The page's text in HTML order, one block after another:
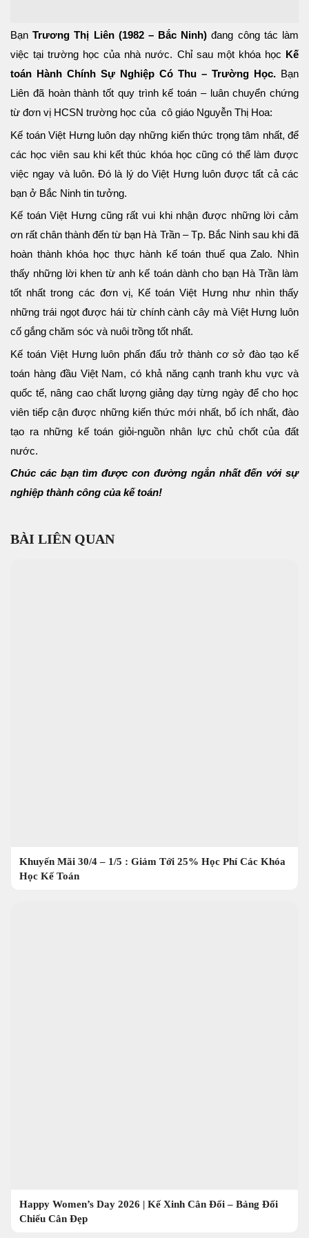
Bạn Trương Thị Liên (1982 – Bắc Ninh) đang công tác làm
việc tại trường học của nhà nước. Chỉ sau một khóa học Kế
toán Hành Chính Sự Nghiệp Có Thu – Trường Học. Bạn
Liên đã hoàn thành tốt quy trình kế toán – luân chuyển chứng
từ đơn vị HCSN trường học của cô giáo Nguyễn Thị Hoa:
Kế toán Việt Hưng luôn dạy những kiến thức trọng tâm nhất, để
các học viên sau khi kết thúc khóa học cũng có thể làm được
việc ngay và luôn. Đó là lý do Việt Hưng luôn được tất cả các
bạn ở Bắc Ninh tin tưởng.
Kế toán Việt Hưng cũng rất vui khi nhận được những lời cảm
ơn rất chân thành đến từ bạn Hà Trần – Tp. Bắc Ninh sau khi đã
hoàn thành khóa học thực hành kế toán thuế qua Zalo. Nhìn
thấy những lời khen từ anh kế toán dành cho bạn Hà Trần làm
tốt nhất trong các đơn vị, Kế toán Việt Hưng như nhìn thấy
những trái ngọt được hái từ chính cành cây mà Việt Hưng luôn
cố gắng chăm sóc và nuôi trồng tốt nhất.
Kế toán Việt Hưng luôn phấn đấu trở thành cơ sở đào tạo kế
toán hàng đầu Việt Nam, có khả năng cạnh tranh khu vực và
quốc tế, nâng cao chất lượng giảng dạy từng ngày để cho học
viên tiếp cận được những kiến thức mới nhất, bổ ích nhất, đào
tạo ra những kế toán giỏi-nguồn nhân lực chủ chốt của đất
nước.
Chúc các bạn tìm được con đường ngắn nhất đến với sự
nghiệp thành công của kế toán!
BÀI LIÊN QUAN
Khuyến Mãi 30/4 – 1/5 : Giảm Tới 25% Học Phí Các Khóa
Học Kế Toán
Happy Women’s Day 2026 | Kế Xinh Cân Đối – Bảng Đối
Chiếu Cân Đẹp